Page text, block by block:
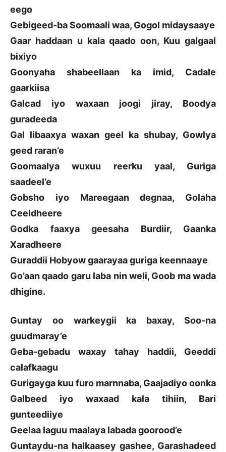
eego
Gebigeed-ba Soomaali waa, Gogol midaysaaye
Gaar haddaan u kala qaado oon, Kuu galgaal
bixiyo
Goonyaha shabeellaan ka imid, Cadale
gaarkiisa
Galcad iyo waxaan joogi jiray, Boodya
guradeeda
Gal libaaxya waxan geel ka shubay, Gowlya
geed raran’e
Goomaalya wuxuu reerku yaal, Guriga
saadeel’e
Gobsho iyo Mareegaan degnaa, Golaha
Ceeldheere
Godka faaxya geesaha Burdiir, Gaanka
Xaradheere
Guraddii Hobyow gaarayaa guriga keennaaye
Go’aan qaado garu laba nin weli, Goob ma wada
dhigine.
Guntay oo warkeygii ka baxay, Soo-na
guudmaray’e
Geba-gebadu waxay tahay haddii, Geeddi
calafkaagu
Gurigayga kuu furo marnnaba, Gaajadiyo oonka
Galbeed iyo waxaad kala tihiin, Bari
gunteediiye
Geelaa laguu maalaya labada goorood’e
Guntaydu-na halkaasey gashee, Garashadeed